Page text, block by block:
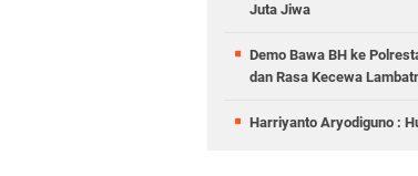
Juta Jiwa
Demo Bawa BH ke
dan Rasa Kecewa
Harriyanto Aryodiguno :